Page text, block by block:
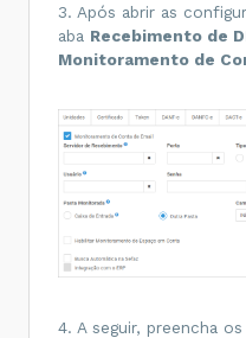
3. Após abrir as
aba Recebimento de
Monitoramento de
4. A seguir, preencha